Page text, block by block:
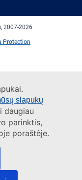
slapukų
daugiau
parinktis,
poraštėje.
2007-2026
Protection